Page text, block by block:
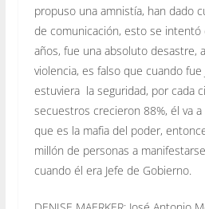
propuso una amnistía, han dado
de comunicación, esto se intentó
años, fue una absoluto desastre,
violencia, es falso que cuando
estuviera la seguridad, por cada
secuestros crecieron 88%, él va
que es la mafia del poder,
millón de personas a
cuando él era Jefe de Gobierno.